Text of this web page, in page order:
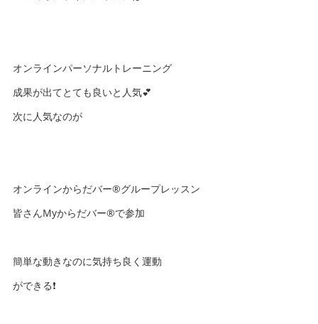
オンラインパーソナルトレーニング
成果が出てとても良いと人気💕
次に人気なのが
オンラインからだバー®️グループレッスン
皆さんMyからだバー®️で参加
簡単な動きなのに気持ち良く運動
ができる❗️